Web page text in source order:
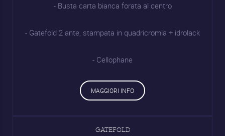
- Busta carta bianca forata al centro
- Gatefold 2 ante, stampata in quadricromia + idrolack
- Cellophane
MAGGIORI INFO
GATEFOLD